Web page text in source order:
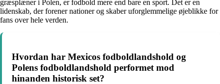
græsplæner i Polen, er fodbold mere end bare en sport. Det er en
lidenskab, der forener nationer og skaber uforglemmelige øjeblikke for
fans over hele verden.
Hvordan har Mexicos fodboldlandshold og
Polens fodboldlandshold performet mod
hinanden historisk set?